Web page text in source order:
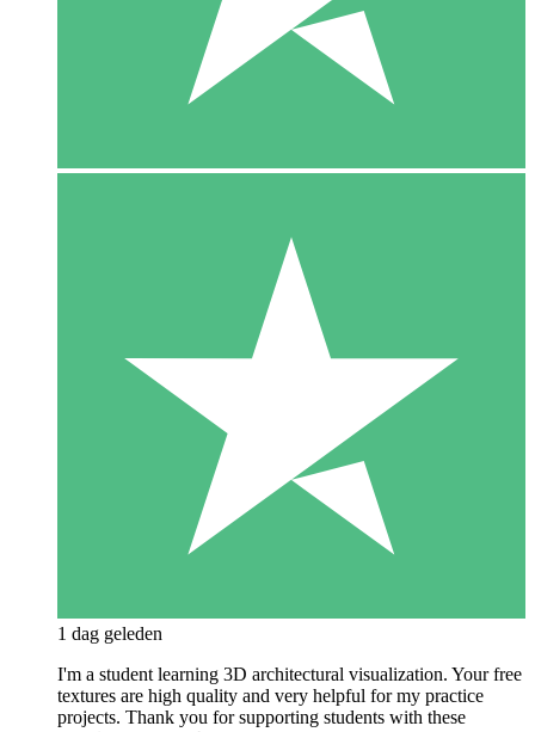
1 dag geleden
I'm a student learning 3D architectural visualization. Your free
textures are high quality and very helpful for my practice
projects. Thank you for supporting students with these